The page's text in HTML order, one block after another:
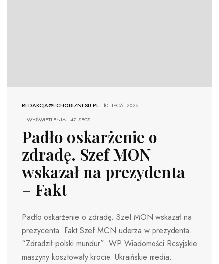
REDAKCJA@ECHOBIZNESU.PL-10 LIPCA, 2026
WYŚWIETLENIA
42 SECS
Padło oskarżenie o
zdradę. Szef MON
wskazał na prezydenta
– Fakt
Padło oskarżenie o zdradę. Szef MON wskazał na
prezydenta Fakt Szef MON uderza w prezydenta.
“Zdradził polski mundur” WP Wiadomości Rosyjskie
maszyny kosztowały krocie. Ukraińskie media: